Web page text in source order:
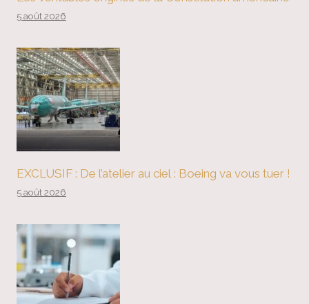
5 août 2026
EXCLUSIF : De l’atelier au ciel : Boeing va vous tuer !
5 août 2026